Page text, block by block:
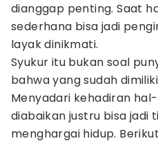
dianggap penting. Saat
sederhana bisa jadi
layak dinikmati.
Syukur itu bukan soal
bahwa yang sudah
Menyadari kehadiran
diabaikan justru bisa jadi
menghargai hidup.